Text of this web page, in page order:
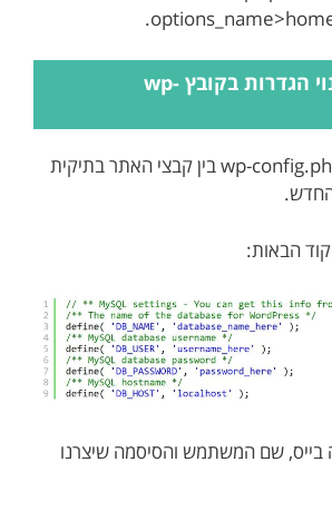
שלב שישי: שינוי הגדרות בקובץ wp-
נאתר את הקובץ wp-config.php בין קבצי האתר בתיקית
הבאות:
בייס, שם המשתמש והסיסמה שיצרנו